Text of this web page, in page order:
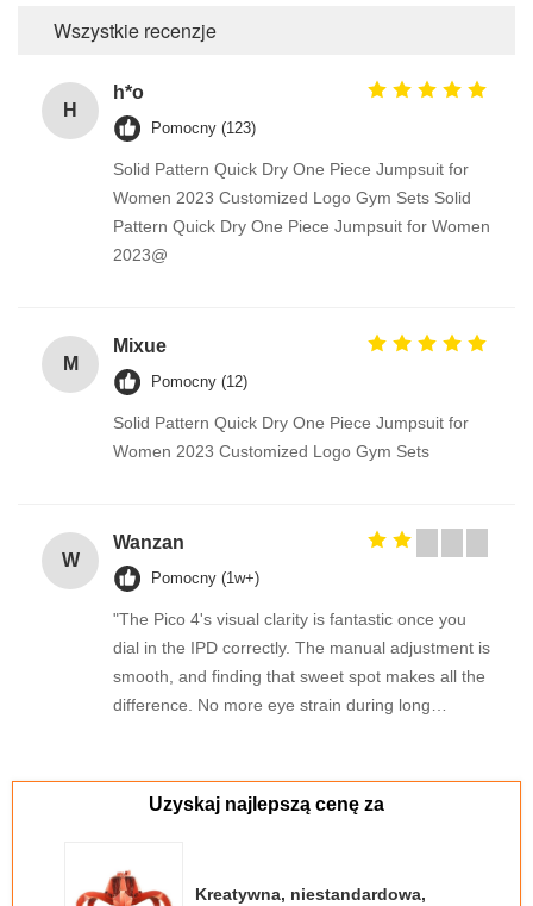
Wszystkie recenzje
H
h*o
Pomocny (123)
Solid Pattern Quick Dry One Piece Jumpsuit for
Women 2023 Customized Logo Gym Sets Solid
Pattern Quick Dry One Piece Jumpsuit for Women
2023@
M
Mixue
Pomocny (12)
Solid Pattern Quick Dry One Piece Jumpsuit for
Women 2023 Customized Logo Gym Sets
W
Wanzan
Pomocny (1w+)
"The Pico 4's visual clarity is fantastic once you
dial in the IPD correctly. The manual adjustment is
smooth, and finding that sweet spot makes all the
difference. No more eye strain during long
manual adjustment is smooth, and finding that
strain during long sessions. Highly recommend
Uzyskaj najlepszą cenę za
Kreatywna, niestandardowa,